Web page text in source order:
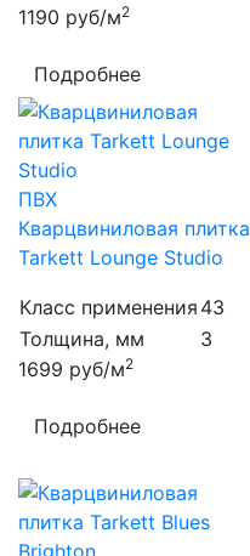
1190 руб/м2
Подробнее
ПВХ
Кварцвиниловая плитка
Tarkett Lounge Studio
Класс применения 43
Толщина, мм
3
1699 руб/м2
Подробнее